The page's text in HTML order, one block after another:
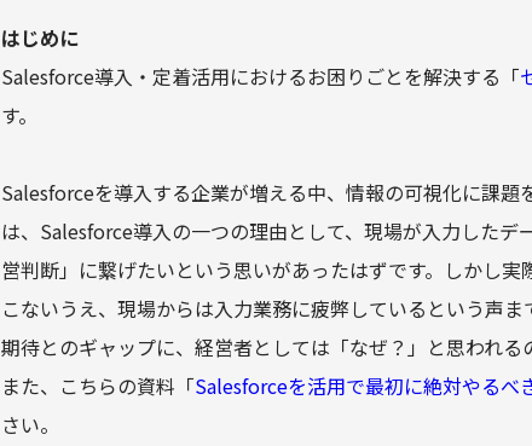
はじめに
Salesforce導入・定着活用におけるお困りごとを解決する「
す。
Salesforceを導入する企業が増える中、情報の可視化に課題
は、Salesforce導入の一つの理由として、現場が入力したデ
営判断」に繋げたいという思いがあったはずです。しかし
こないうえ、現場からは入力業務に疲弊しているという声
期待とのギャップに、経営者としては「なぜ？」と思われる
また、こちらの資料「Salesforceを活用で最初に絶対やるべ
さい。